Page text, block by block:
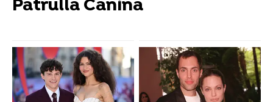
Patrulla Canina